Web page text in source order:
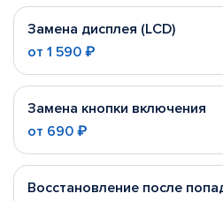
Замена дисплея (LCD)
от 1 590 ₽
Замена кнопки включения
от 690 ₽
Восстановление после